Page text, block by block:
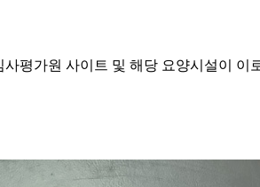
평가원 사이트 및 해당 요양시설이